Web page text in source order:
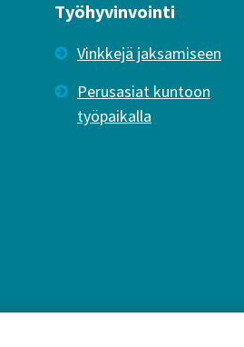
Työhyvinvointi
Vinkkejä jaksamiseen
Perusasiat kuntoon
työpaikalla